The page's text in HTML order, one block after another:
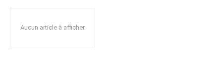
Aucun article à afficher